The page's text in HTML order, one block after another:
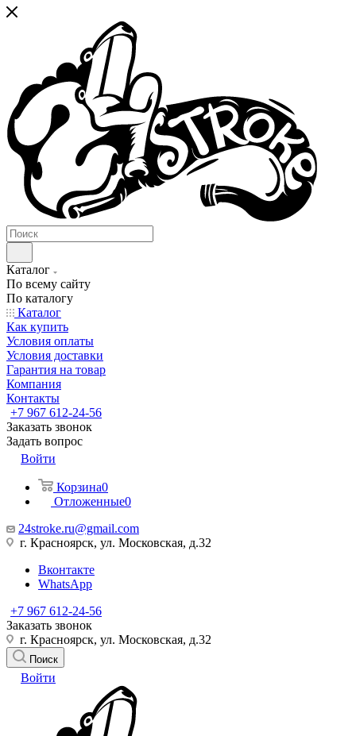
Каталог
По всему сайту
По каталогу
Каталог
Как купить
Условия оплаты
Условия доставки
Гарантия на товар
Компания
Контакты
+7 967 612-24-56
Заказать звонок
Задать вопрос
Войти
Корзина0
Отложенные0
24stroke.ru@gmail.com
г. Красноярск, ул. Московская, д.32
Вконтакте
WhatsApp
+7 967 612-24-56
Заказать звонок
г. Красноярск, ул. Московская, д.32
Поиск
Войти